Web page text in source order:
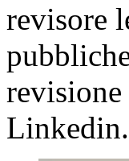
revisore
Linkedin.